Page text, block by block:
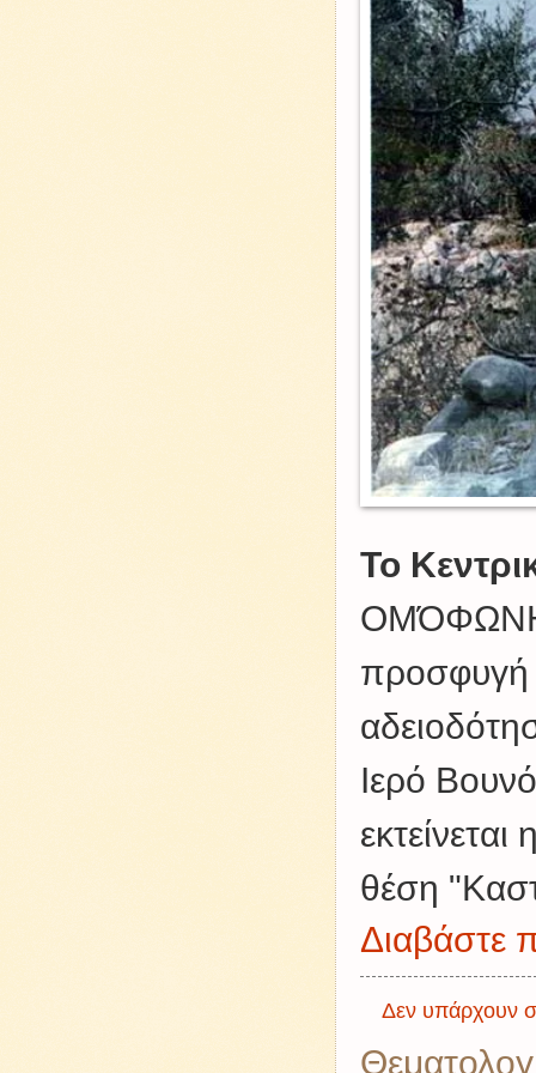
Το
ΟΜΌΦΩΝΗ
προσφυγή
Ιερό
θέση
Διαβάστε
Δεν υπάρχουν